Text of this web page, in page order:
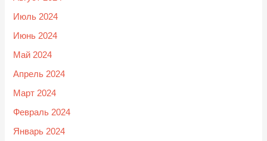
Июль 2024
Июнь 2024
Май 2024
Апрель 2024
Март 2024
Февраль 2024
Январь 2024